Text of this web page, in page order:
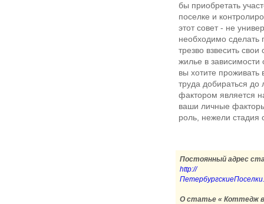
бы приобретать
поселке и
этот совет - не
необходимо сделать
трезво взвесить
жилье в
вы хотите проживать
труда добираться
фактором является
ваши личные
роль, нежели стадия
Постоянный адрес
http://
О статье « Коттедж в